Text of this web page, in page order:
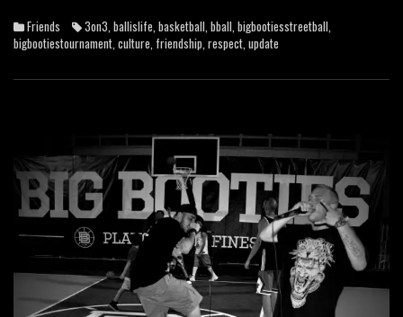
Friends 3on3 ballislife basketball bball bigbootiesstreetball
bigbootiestournament culture friendship respect update